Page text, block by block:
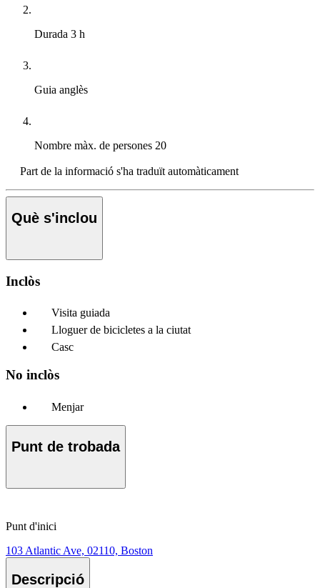
Durada 3 h
Guia anglès
Nombre màx. de persones 20
Part de la informació s'ha traduït automàticament
Què s'inclou
Inclòs
Visita guiada
Lloguer de bicicletes a la ciutat
Casc
No inclòs
Menjar
Punt de trobada
Punt d'inici
103 Atlantic Ave, 02110, Boston
Descripció